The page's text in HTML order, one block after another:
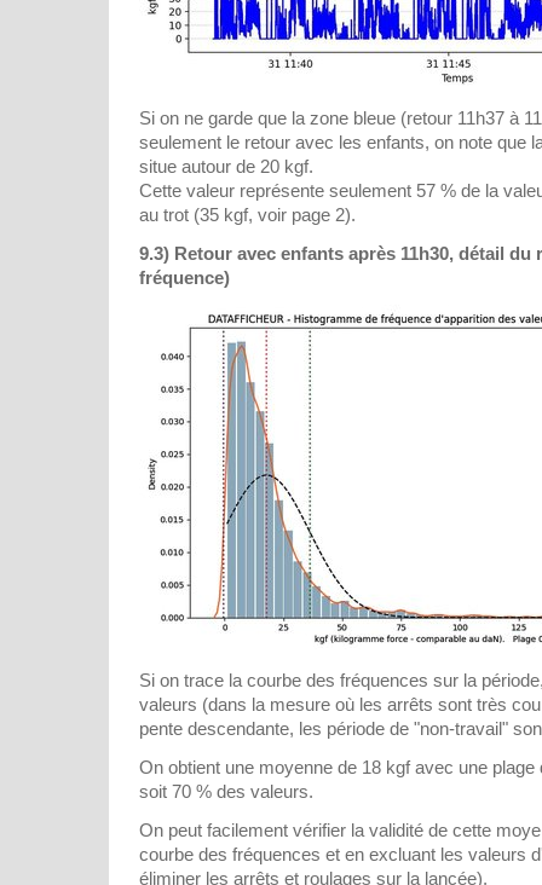
Si on ne garde que la zone bleue (retour 11h37 à
seulement le retour avec les enfants, on note que
situe autour de 20 kgf.
Cette valeur représente seulement 57 % de la
au trot (35 kgf, voir page 2).
9.3) Retour avec enfants après 11h30, détail du
fréquence)
Si on trace la courbe des fréquences sur la
valeurs (dans la mesure où les arrêts sont très
pente descendante, les période de "non-travail"
On obtient une moyenne de 18 kgf avec une
soit 70 % des valeurs.
On peut facilement vérifier la validité de cette
courbe des fréquences et en excluant les valeurs
éliminer les arrêts et roulages sur la lancée).